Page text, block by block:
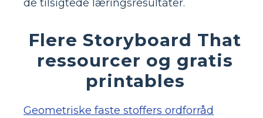
de tilsigtede læringsresultater.
Flere Storyboard That
ressourcer og gratis
printables
Geometriske faste stoffers ordforråd